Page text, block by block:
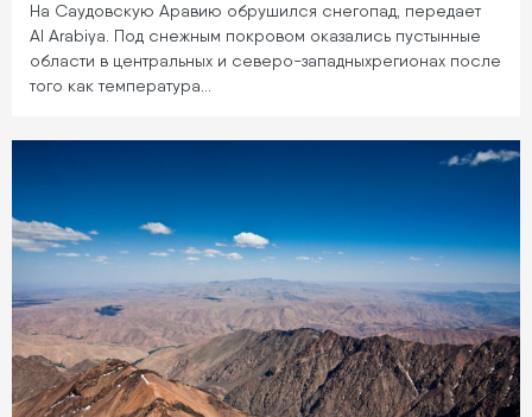
На Саудовскую Аравию обрушился снегопад, передает
Al Arabiya. Под снежным покровом оказались пустынные
области в центральных и северо-западныхрегионах после
того как температура…